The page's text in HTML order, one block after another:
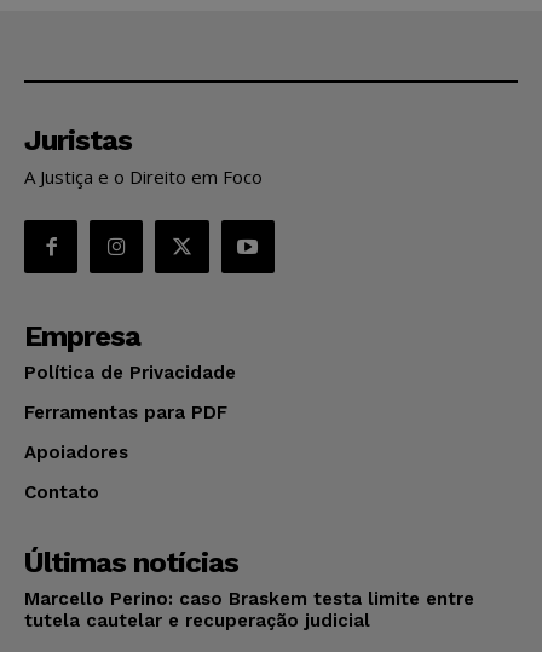
Juristas
A Justiça e o Direito em Foco
Empresa
Política de Privacidade
Ferramentas para PDF
Apoiadores
Contato
Últimas notícias
Marcello Perino: caso Braskem testa limite entre
tutela cautelar e recuperação judicial